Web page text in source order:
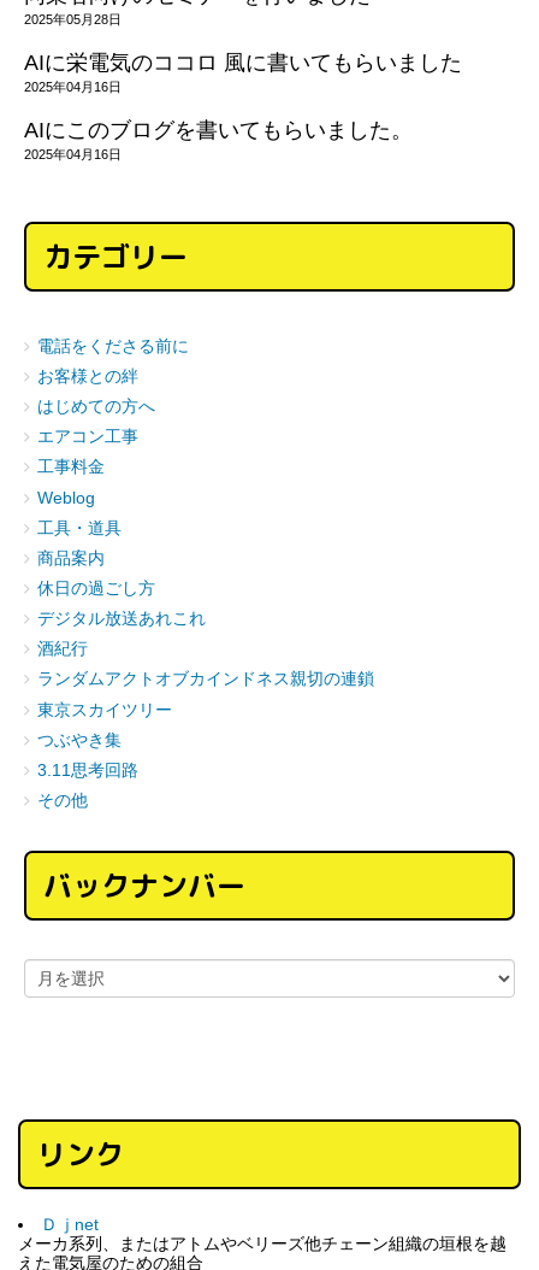
2025年05月28日
AIに栄電気のココロ 風に書いてもらいました
2025年04月16日
AIにこのブログを書いてもらいました。
2025年04月16日
カテゴリー
電話をくださる前に
お客様との絆
はじめての方へ
エアコン工事
工事料金
Weblog
工具・道具
商品案内
休日の過ごし方
デジタル放送あれこれ
酒紀行
ランダムアクトオブカインドネス親切の連鎖
東京スカイツリー
つぶやき集
3.11思考回路
その他
バックナンバー
リンク
Ｄｊnet
メーカ系列、またはアトムやベリーズ他チェーン組織の垣根を越
えた電気屋のための組合